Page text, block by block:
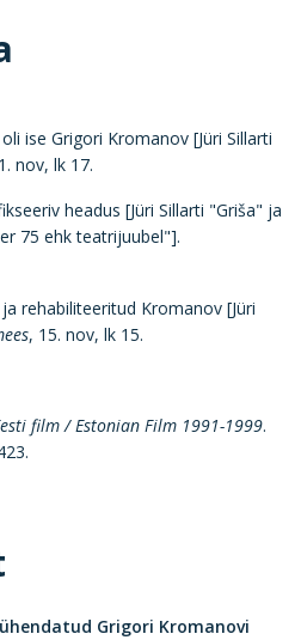
ise Grigori Kromanov [Jüri Sillarti
nov, lk 17.
headus [Jüri Sillarti "Griša" ja
75 ehk teatrijuubel"].
rehabiliteeritud Kromanov [Jüri
, 15. nov, lk 15.
film / Estonian Film 1991-1999.
Grigori Kromanovi